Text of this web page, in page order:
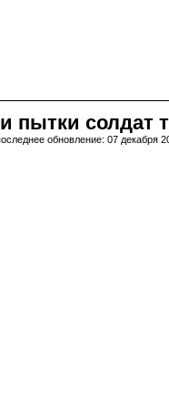
пытки солдат
обновление: 07 декабря